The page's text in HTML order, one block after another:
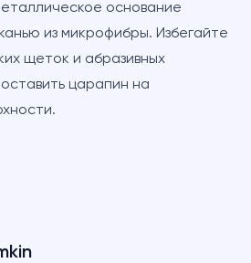
основание
из микрофибры. Избегайте
щеток и абразивных
царапин на